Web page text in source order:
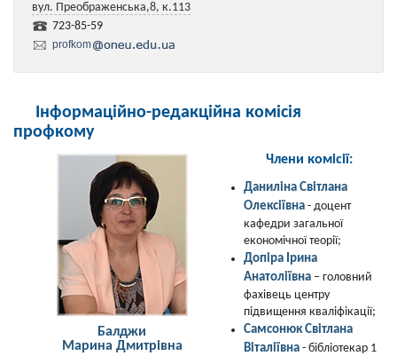
вул. Преображенська,8, к.113
723-85-59
profkom
Інформаційно-редакційна комісія
профкому
Балджи
Марина Дмитрівна
Члени комісії:
Даниліна Світлана
Олексіївна - доцент
кафедри загальної
економічної теорії;
Допіра Ірина
Анатоліївна – головний
фахівець центру
підвищення кваліфікації;
Самсонюк Світлана
Віталіївна - бібліотекар 1